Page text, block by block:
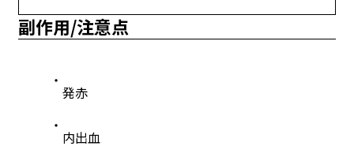
副作用/注意点
発赤
内出血